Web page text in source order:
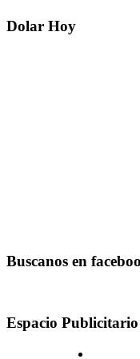
Dolar Hoy
Buscanos en
Espacio Publicitario